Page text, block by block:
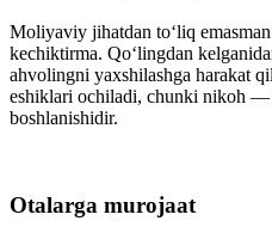
Moliyaviy jihatdan toʻliq
kechiktirma. Qoʻlingdan
ahvolingni yaxshilashga harakat
eshiklari ochiladi, chunki nikoh —
boshlanishidir.
Otalarga murojaat